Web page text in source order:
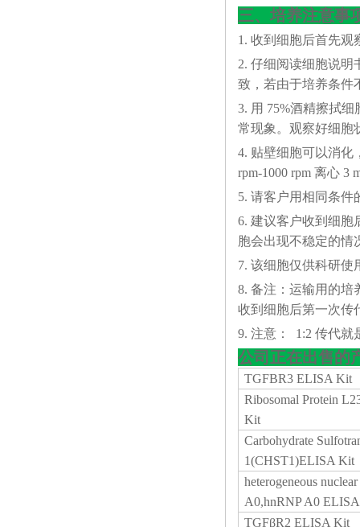
三、培养注意事
1. 收到细胞后首先
2. 仔细阅读细胞说
致，若由于培养条件
3. 用 75%酒精擦拭
常现象。观察好细胞
4. 贴壁细胞可以消化
rpm-1000 rpm 离心
5. 请客户用相同条件
6. 建议客户收到细胞
胞会出现不稳定的
7. 该细胞仅供科研使
8. 备注：运输用的
收到细胞后第一次传
9. 注意： 1:2 传代就
公司正在出售的
TGFBR3 ELISA Kit
Ribosomal Protein
Kit
Carbohydrate
1(CHST1)ELISA Kit
heterogeneous
A0,hnRNP A0
TGFβR2 ELISA Kit